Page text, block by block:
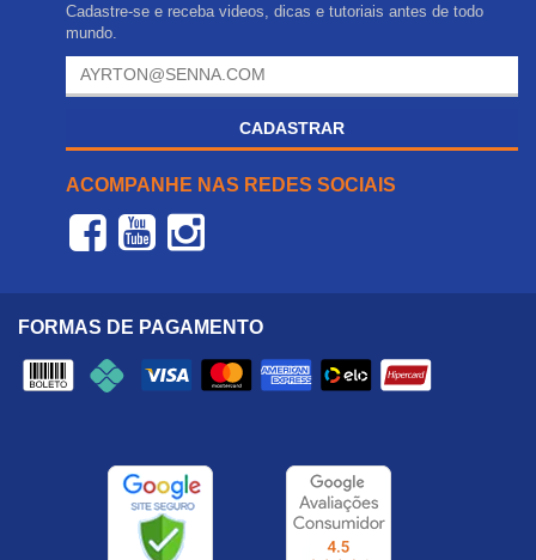
Cadastre-se e receba videos, dicas e tutoriais antes de todo
mundo.
CADASTRAR
ACOMPANHE NAS REDES SOCIAIS
FORMAS DE PAGAMENTO